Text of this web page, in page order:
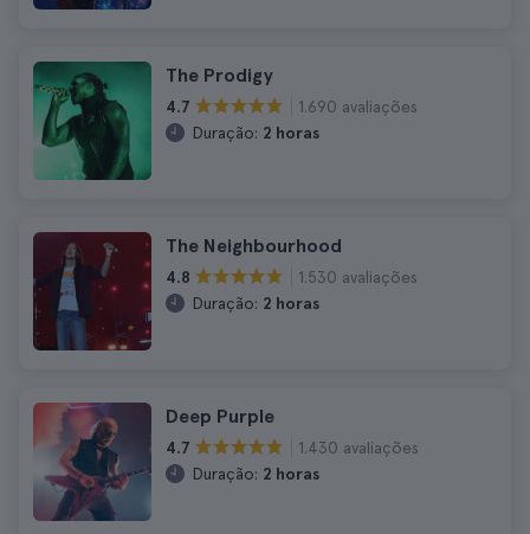
The Prodigy
4.7
1.690 avaliações
Duração: 2 horas
The Neighbourhood
4.8
1.530 avaliações
Duração: 2 horas
Deep Purple
4.7
1.430 avaliações
Duração: 2 horas